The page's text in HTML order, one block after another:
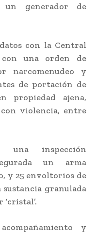
un generador de
con la Central
una orden de
narcomenudeo y
de portación de
propiedad ajena,
violencia, entre
una inspección
un arma
y 25 envoltorios de
granulada
y